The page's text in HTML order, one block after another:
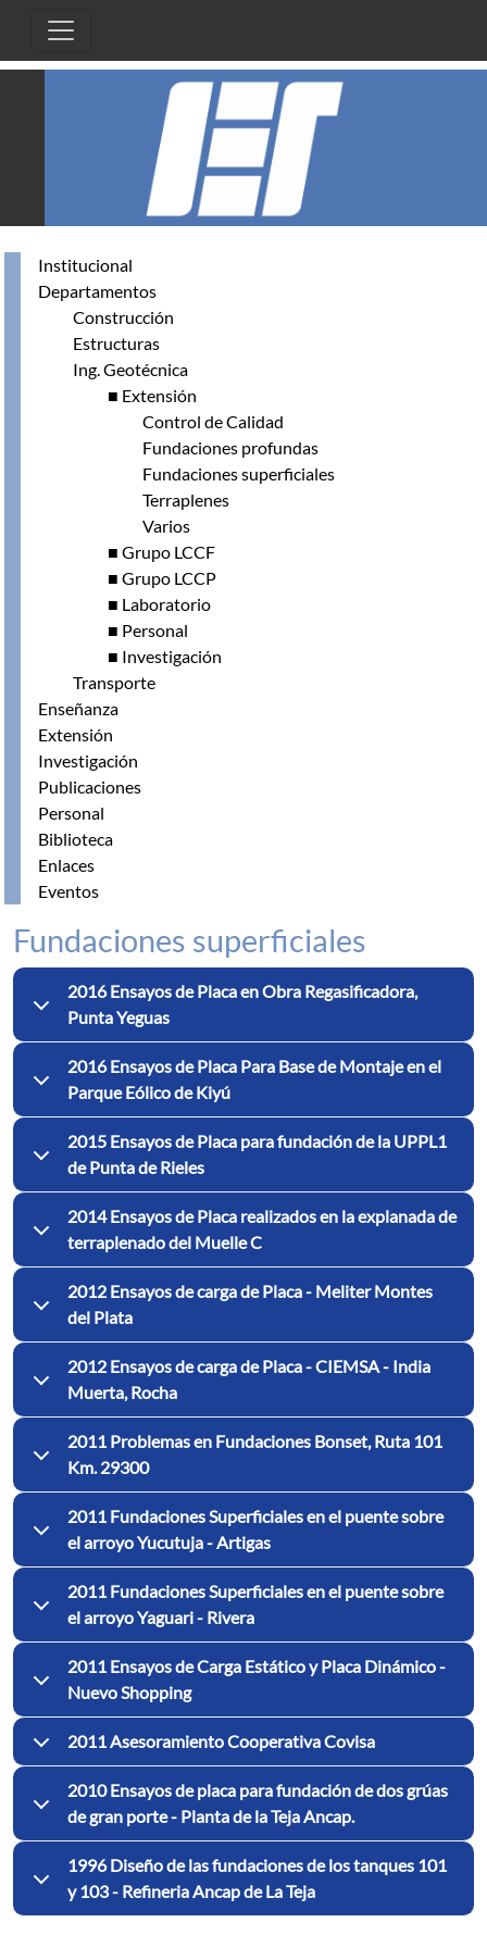
Institucional
Departamentos
Construcción
Estructuras
Ing. Geotécnica
■ Extensión
Control de Calidad
Fundaciones profundas
Fundaciones superficiales
Terraplenes
Varios
■ Grupo LCCF
■ Grupo LCCP
■ Laboratorio
■ Personal
■ Investigación
Transporte
Enseñanza
Extensión
Investigación
Publicaciones
Personal
Biblioteca
Enlaces
Eventos
Fundaciones superficiales
2016 Ensayos de Placa en Obra Regasificadora,
Punta Yeguas
2016 Ensayos de Placa Para Base de Montaje en el
Parque Eólico de Kiyú
2015 Ensayos de Placa para fundación de la UPPL1
de Punta de Rieles
2014 Ensayos de Placa realizados en la explanada de
terraplenado del Muelle C
2012 Ensayos de carga de Placa - Meliter Montes
del Plata
2012 Ensayos de carga de Placa - CIEMSA - India
Muerta, Rocha
2011 Problemas en Fundaciones Bonset, Ruta 101
Km. 29300
2011 Fundaciones Superficiales en el puente sobre
el arroyo Yucutuja - Artigas
2011 Fundaciones Superficiales en el puente sobre
el arroyo Yaguari - Rivera
2011 Ensayos de Carga Estático y Placa Dinámico -
Nuevo Shopping
2011 Asesoramiento Cooperativa Covisa
2010 Ensayos de placa para fundación de dos grúas
de gran porte - Planta de la Teja Ancap.
1996 Diseño de las fundaciones de los tanques 101
y 103 - Refineria Ancap de La Teja